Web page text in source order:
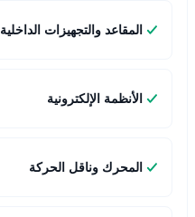
المقاعد والتجهيزات الداخلية
الأنظمة الإلكترونية
المحرك وناقل الحركة